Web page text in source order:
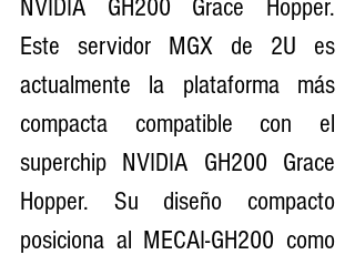
NVIDIA GH200 Grace Hopper.
Este servidor MGX de 2U es
actualmente la plataforma más
compacta compatible con el
superchip NVIDIA GH200 Grace
Hopper. Su diseño compacto
posiciona al MECAI-GH200 como